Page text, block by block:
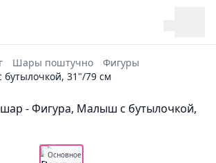
Шары поштучно
Фигуры
31"/79 см
Основное